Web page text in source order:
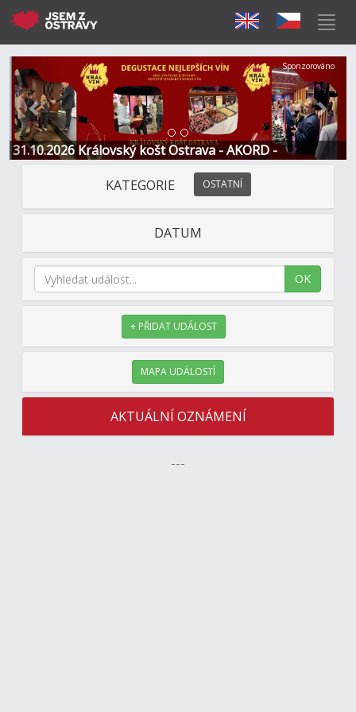
31.10.2026 Královský košt Ostrava - AKORD -
Restaurace a Hotel
Předchozí Další
Sponzorováno
KATEGORIE OSTATNÍ
DATUM
OK
+ PŘIDAT UDÁLOST
MAPA UDÁLOSTÍ
AKTUÁLNÍ OZNÁMENÍ
---